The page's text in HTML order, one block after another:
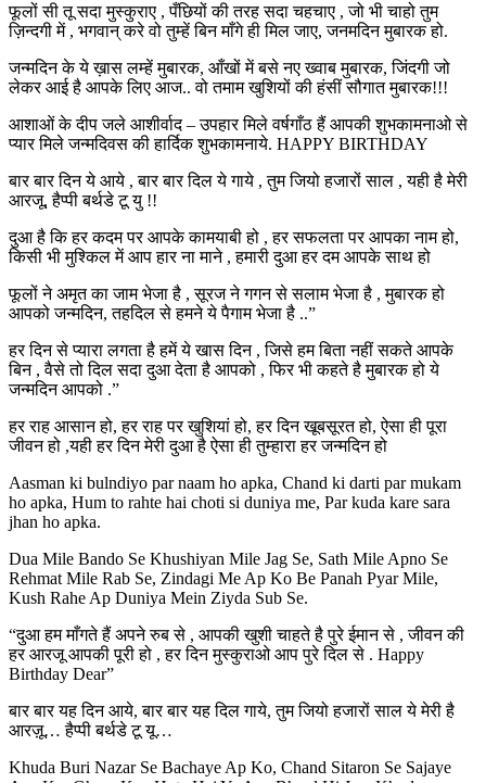
फूलों सी तू सदा मुस्कुराए , पँछियों की तरह सदा चहचाए , जो भी चाहो तुम
ज़िन्दगी में , भगवान् करे वो तुम्हें बिन माँगे ही मिल जाए, जनमदिन मुबारक हो.
जन्मदिन के ये ख़ास लम्हें मुबारक, आँखों में बसे नए ख्वाब मुबारक, जिंदगी जो
लेकर आई है आपके लिए आज.. वो तमाम खुशियों की हंसीं सौगात मुबारक!!!
आशाओं के दीप जले आशीर्वाद – उपहार मिले वर्षगाँठ हैं आपकी शुभकामनाओ से
प्यार मिले जन्मदिवस की हार्दिक शुभकामनाये. HAPPY BIRTHDAY
बार बार दिन ये आये , बार बार दिल ये गाये , तुम जियो हजारों साल , यही है मेरी
आरजू, हैप्पी बर्थडे टू यु !!
दुआ है कि हर कदम पर आपके कामयाबी हो , हर सफलता पर आपका नाम हो,
किसी भी मुश्किल में आप हार ना माने , हमारी दुआ हर दम आपके साथ हो
फूलों ने अमृत का जाम भेजा है , सूरज ने गगन से सलाम भेजा है , मुबारक हो
आपको जन्मदिन, तहदिल से हमने ये पैगाम भेजा है ..”
हर दिन से प्यारा लगता है हमें ये खास दिन , जिसे हम बिता नहीं सकते आपके
बिन , वैसे तो दिल सदा दुआ देता है आपको , फिर भी कहते है मुबारक हो ये
जन्मदिन आपको .”
हर राह आसान हो, हर राह पर खुशियां हो, हर दिन खूबसूरत हो, ऐसा ही पूरा
जीवन हो ,यही हर दिन मेरी दुआ है ऐसा ही तुम्हारा हर जन्मदिन हो
Aasman ki bulndiyo par naam ho apka, Chand ki darti par mukam
ho apka, Hum to rahte hai choti si duniya me, Par kuda kare sara
jhan ho apka.
Dua Mile Bando Se Khushiyan Mile Jag Se, Sath Mile Apno Se
Rehmat Mile Rab Se, Zindagi Me Ap Ko Be Panah Pyar Mile,
Kush Rahe Ap Duniya Mein Ziyda Sub Se.
“दुआ हम माँगते हैं अपने रुब से , आपकी खुशी चाहते है पुरे ईमान से , जीवन की
हर आरजू आपकी पूरी हो , हर दिन मुस्कुराओ आप पुरे दिल से . Happy
Birthday Dear”
बार बार यह दिन आये, बार बार यह दिल गाये, तुम जियो हजारों साल ये मेरी है
आरज़ू… हैप्पी बर्थडे टू यू…
Khuda Buri Nazar Se Bachaye Ap Ko, Chand Sitaron Se Sajaye